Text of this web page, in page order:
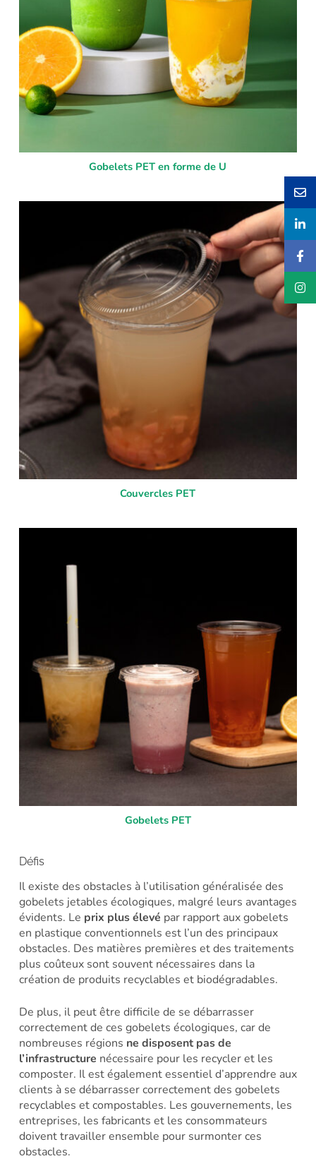
Gobelets PET en forme de U
Couvercles PET
Gobelets PET
Défis
Il existe des obstacles à l’utilisation généralisée des
gobelets jetables écologiques, malgré leurs avantages
évidents. Le prix plus élevé par rapport aux gobelets
en plastique conventionnels est l’un des principaux
obstacles. Des matières premières et des traitements
plus coûteux sont souvent nécessaires dans la
création de produits recyclables et biodégradables.
De plus, il peut être difficile de se débarrasser
correctement de ces gobelets écologiques, car de
nombreuses régions ne disposent pas de
l’infrastructure nécessaire pour les recycler et les
composter. Il est également essentiel d’apprendre aux
clients à se débarrasser correctement des gobelets
recyclables et compostables. Les gouvernements, les
entreprises, les fabricants et les consommateurs
doivent travailler ensemble pour surmonter ces
obstacles.